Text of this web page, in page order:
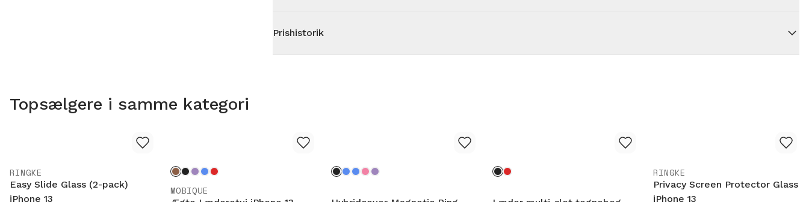
Prishistorik
Topsælgere i samme kategori
RINGKE
Easy Slide Glass (2-pack)
iPhone 13
MOBIQUE
RINGKE
Privacy Screen Protector Glass
iPhone 13